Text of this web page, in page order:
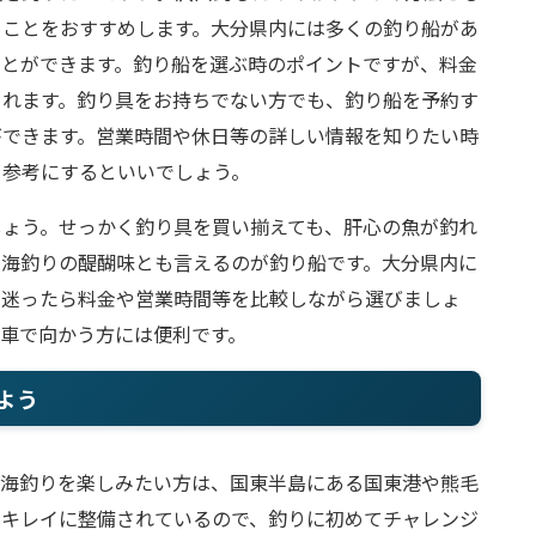
とをおすすめします。大分県内には多くの釣り船があ
ができます。釣り船を選ぶ時のポイントですが、料金
ます。釣り具をお持ちでない方でも、釣り船を予約す
きます。営業時間や休日等の詳しい情報を知りたい時
考にするといいでしょう。
う。せっかく釣り具を買い揃えても、肝心の魚が釣れ
釣りの醍醐味とも言えるのが釣り船です。大分県内に
ったら料金や営業時間等を比較しながら選びましょ
で向かう方には便利です。
う
釣りを楽しみたい方は、国東半島にある国東港や熊毛
レイに整備されているので、釣りに初めてチャレンジ